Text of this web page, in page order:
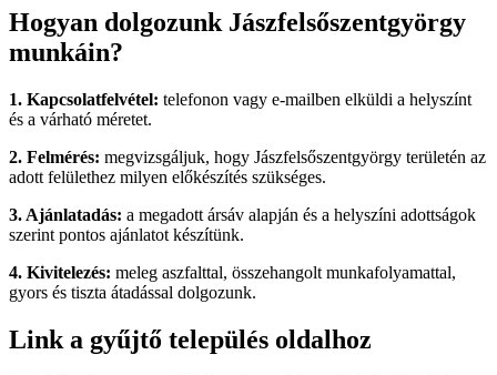
Hogyan dolgozunk Jászfelsőszentgyörgy
munkáin?
1. Kapcsolatfelvétel: telefonon vagy e-mailben elküldi a helyszínt
és a várható méretet.
2. Felmérés: megvizsgáljuk, hogy Jászfelsőszentgyörgy területén az
adott felülethez milyen előkészítés szükséges.
3. Ajánlatadás: a megadott ársáv alapján és a helyszíni adottságok
szerint pontos ajánlatot készítünk.
4. Kivitelezés: meleg aszfalttal, összehangolt munkafolyamattal,
gyors és tiszta átadással dolgozunk.
Link a gyűjtő település oldalhoz